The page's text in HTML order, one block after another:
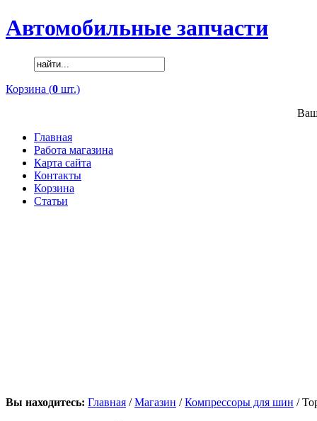
Автомобильные запчасти
Корзина (0 шт.)
Главная
Работа магазина
Карта сайта
Контакты
Корзина
Статьи
Вы находитесь: Главная /Магазин /Компрессоры для шин /